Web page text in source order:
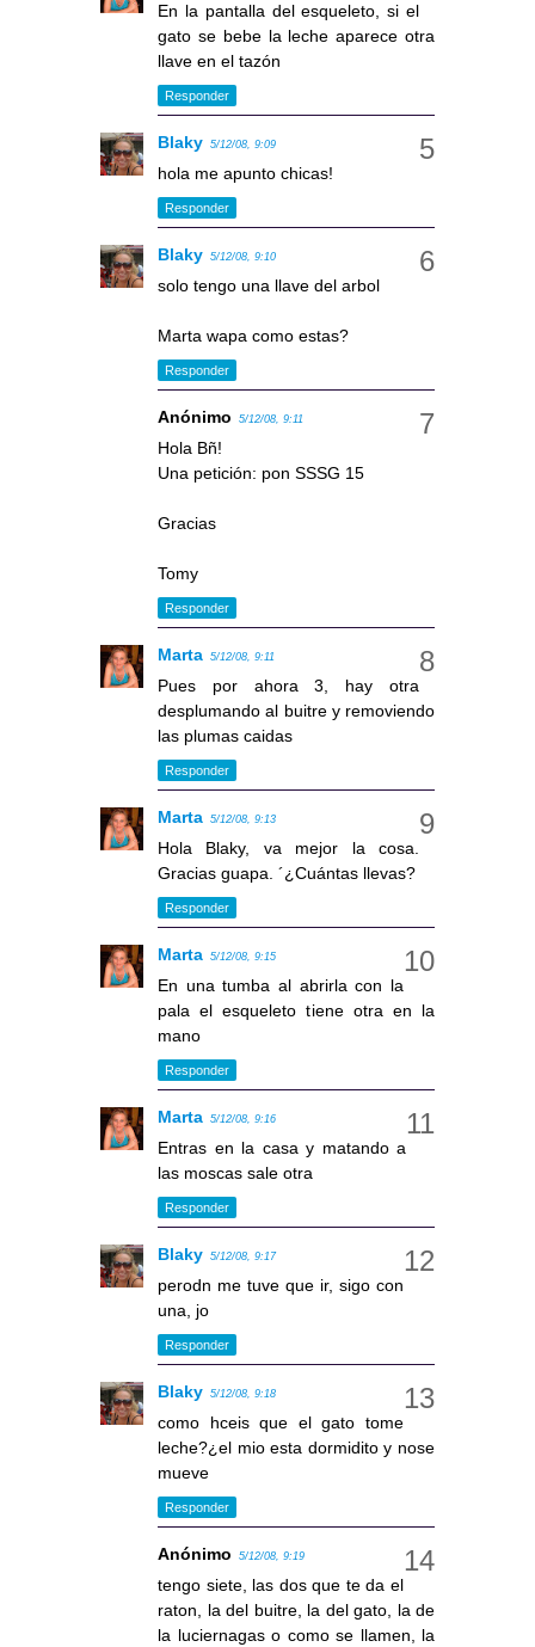
En la pantalla del esqueleto, si el
gato se bebe la leche aparece otra
llave en el tazón
Responder
Blaky 5/12/08, 9:09
hola me apunto chicas!
Responder
Blaky 5/12/08, 9:10
solo tengo una llave del arbol
Marta wapa como estas?
Responder
Anónimo 5/12/08, 9:11
Hola Bñ!
Una petición: pon SSSG 15
Gracias
Tomy
Responder
Marta 5/12/08, 9:11
Pues por ahora 3, hay otra
desplumando al buitre y removiendo
las plumas caidas
Responder
Marta 5/12/08, 9:13
Hola Blaky, va mejor la cosa.
Gracias guapa. ´¿Cuántas llevas?
Responder
Marta 5/12/08, 9:15
En una tumba al abrirla con la
pala el esqueleto tiene otra en la
mano
Responder
Marta 5/12/08, 9:16
Entras en la casa y matando a
las moscas sale otra
Responder
Blaky 5/12/08, 9:17
perodn me tuve que ir, sigo con
una, jo
Responder
Blaky 5/12/08, 9:18
como hceis que el gato tome
leche?¿el mio esta dormidito y nose
mueve
Responder
Anónimo 5/12/08, 9:19
tengo siete, las dos que te da el
raton, la del buitre, la del gato, la de
la luciernagas o como se llamen, la